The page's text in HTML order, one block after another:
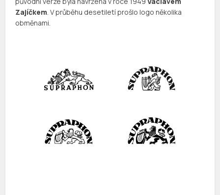
Zajíčkem. V průběhu desetiletí prošlo logo několika
obměnami.